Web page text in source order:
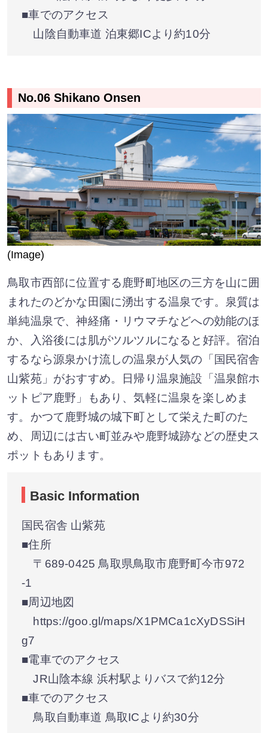
■車でのアクセス
山陰自動車道 泊東郷ICより約10分
No.06 Shikano Onsen
(Image)
鳥取市西部に位置する鹿野町地区の三方を山に囲
まれたのどかな田園に湧出する温泉です。泉質は
単純温泉で、神経痛・リウマチなどへの効能のほ
か、入浴後には肌がツルツルになると好評。宿泊
するなら源泉かけ流しの温泉が人気の「国民宿舎
山紫苑」がおすすめ。日帰り温泉施設「温泉館ホ
ットピア鹿野」もあり、気軽に温泉を楽しめま
す。かつて鹿野城の城下町として栄えた町のた
め、周辺には古い町並みや鹿野城跡などの歴史ス
ポットもあります。
Basic Information
国民宿舎 山紫苑
■住所
〒689-0425 鳥取県鳥取市鹿野町今市972
-1
■周辺地図
https://goo.gl/maps/X1PMCa1cXyDSSiH
g7
■電車でのアクセス
JR山陰本線 浜村駅よりバスで約12分
■車でのアクセス
鳥取自動車道 鳥取ICより約30分